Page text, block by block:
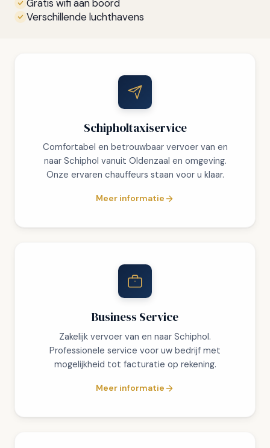
Gratis wifi aan boord
Verschillende luchthavens
Schipholtaxiservice
Comfortabel en betrouwbaar vervoer van en
naar Schiphol vanuit Oldenzaal en omgeving.
Onze ervaren chauffeurs staan voor u klaar.
Meer informatie
Business Service
Zakelijk vervoer van en naar Schiphol.
Professionele service voor uw bedrijf met
mogelijkheid tot facturatie op rekening.
Meer informatie